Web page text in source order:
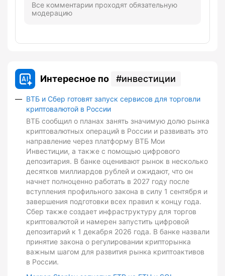
Все комментарии проходят обязательную
модерацию
Интересное по инвестиции
ВТБ и Сбер готовят запуск сервисов для торговли
криптовалютой в России
ВТБ сообщил о планах занять значимую долю рынка
криптовалютных операций в России и развивать это
направление через платформу ВТБ Мои
Инвестиции, а также с помощью цифрового
депозитария. В банке оценивают рынок в несколько
десятков миллиардов рублей и ожидают, что он
начнет полноценно работать в 2027 году после
вступления профильного закона в силу 1 сентября и
завершения подготовки всех правил к концу года.
Сбер также создает инфраструктуру для торгов
криптовалютой и намерен запустить цифровой
депозитарий к 1 декабря 2026 года. В банке назвали
принятие закона о регулировании крипторынка
важным шагом для развития рынка криптоактивов
в России.